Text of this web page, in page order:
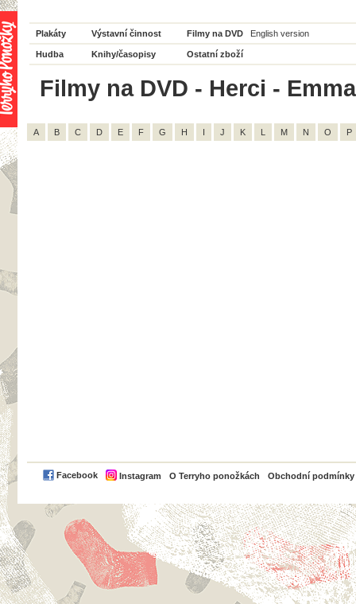
Plakáty Výstavní činnost Filmy na DVD English version
Hudba Knihy/časopisy Ostatní zboží
Filmy na DVD - Herci -
A B C D E F G H I J K L M N O P
Facebook Instagram O Terryho ponožkách Obchodní podmínky
PayPal